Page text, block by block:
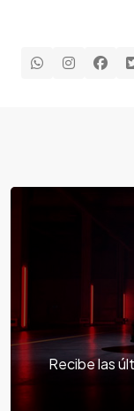
Recibe las